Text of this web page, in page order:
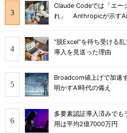
Claude Codeでは「エー
れ」 Anthropicが示す
“脱Excel”を待ち受ける
導入を見送った理由
Broadcom値上げで加速
明かすAI時代の備え
多要素認証導入済みで
用は平均2億7000万円